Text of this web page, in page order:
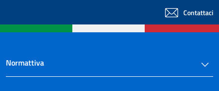
Contattaci
Normattiva